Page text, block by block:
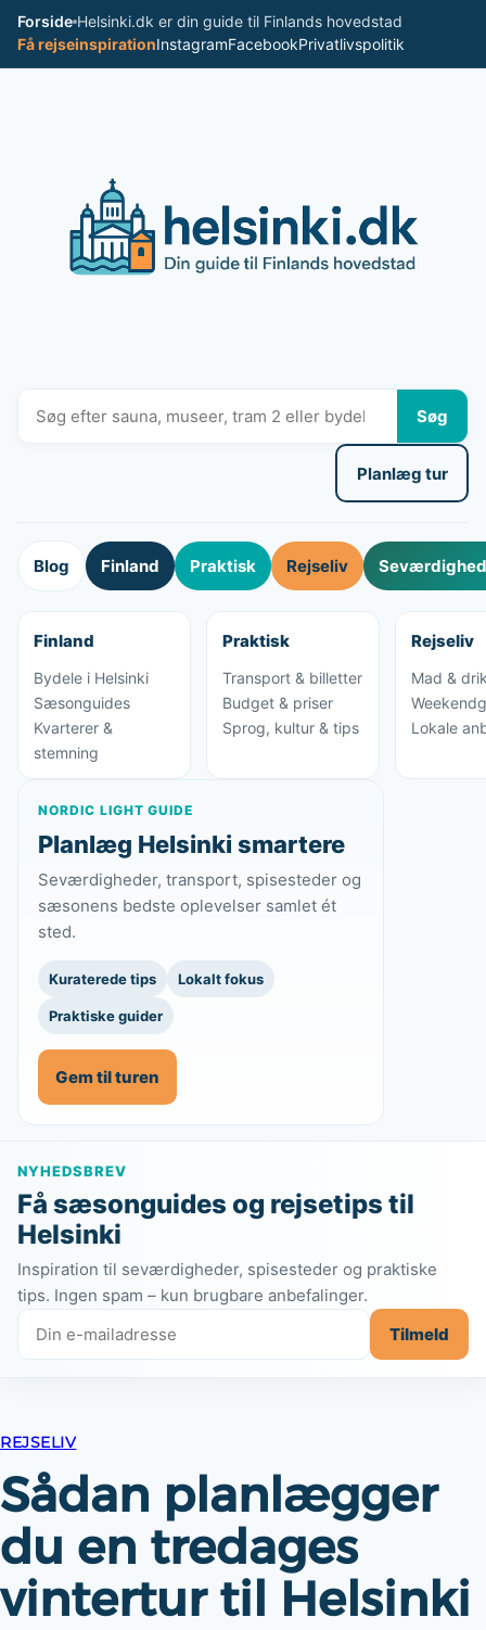
Spring
indhold
Forside Helsinki.dk er din guide til Finlands hovedstad
Få rejseinspirationInstagramFacebookPrivatlivspolitik
Søg
Planlæg tur
Blog Finland Praktisk Rejseliv
Finland
Bydele i Helsinki
Sæsonguides
Kvarterer &
stemning
Praktisk
Transport & billetter
Budget & priser
Sprog, kultur & tips
Rejseliv
Mad &
Lokale
NORDIC LIGHT GUIDE
Planlæg Helsinki smartere
Seværdigheder, transport, spisesteder og
sæsonens bedste oplevelser samlet ét
sted.
Kuraterede tips Lokalt fokus
Praktiske guider
Gem til turen
NYHEDSBREV
Få sæsonguides og rejsetips til
Helsinki
Inspiration til seværdigheder, spisesteder og praktiske
tips. Ingen spam – kun brugbare anbefalinger.
Tilmeld
REJSELIV
Sådan planlægger
du en tredages
vintertur til Helsinki